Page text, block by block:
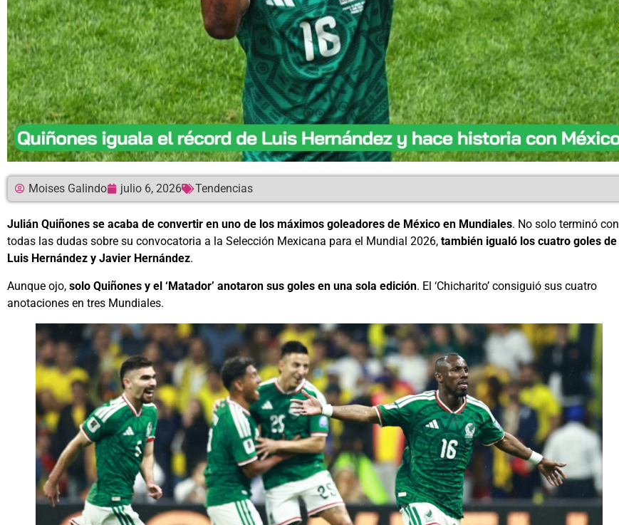
Moises Galindo julio 6, 2026 Tendencias
Julián Quiñones se acaba de convertir en uno de los máximos goleadores de México en Mundiales. No solo terminó con
todas las dudas sobre su convocatoria a la Selección Mexicana para el Mundial 2026, también igualó los cuatro goles de
Luis Hernández y Javier Hernández.
Aunque ojo, solo Quiñones y el ‘Matador’ anotaron sus goles en una sola edición. El ‘Chicharito’ consiguió sus cuatro
anotaciones en tres Mundiales.